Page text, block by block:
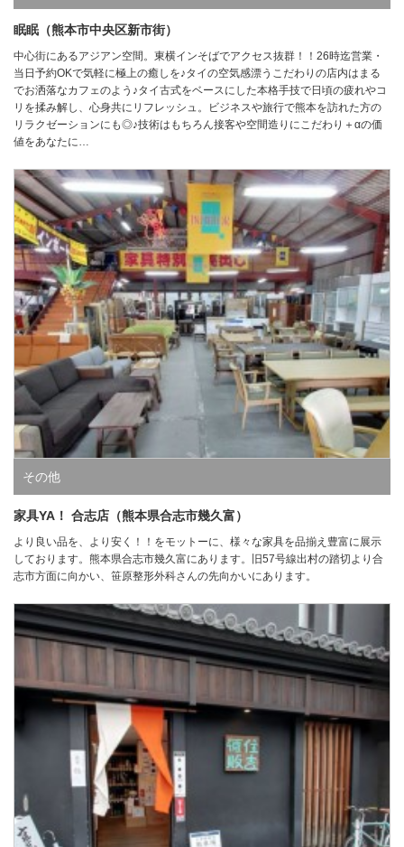
眠眠（熊本市中央区新市街）
中心街にあるアジアン空間。東横インそばでアクセス抜群！！26時迄営業・
当日予約OKで気軽に極上の癒しを♪タイの空気感漂うこだわりの店内はまる
でお洒落なカフェのよう♪タイ古式をベースにした本格手技で日頃の疲れやコ
リを揉み解し、心身共にリフレッシュ。ビジネスや旅行で熊本を訪れた方の
リラクゼーションにも◎♪技術はもちろん接客や空間造りにこだわり＋αの価
値をあなたに…
その他
家具YA！ 合志店（熊本県合志市幾久富）
より良い品を、より安く！！をモットーに、様々な家具を品揃え豊富に展示
しております。熊本県合志市幾久富にあります。旧57号線出村の踏切より合
志市方面に向かい、笹原整形外科さんの先向かいにあります。